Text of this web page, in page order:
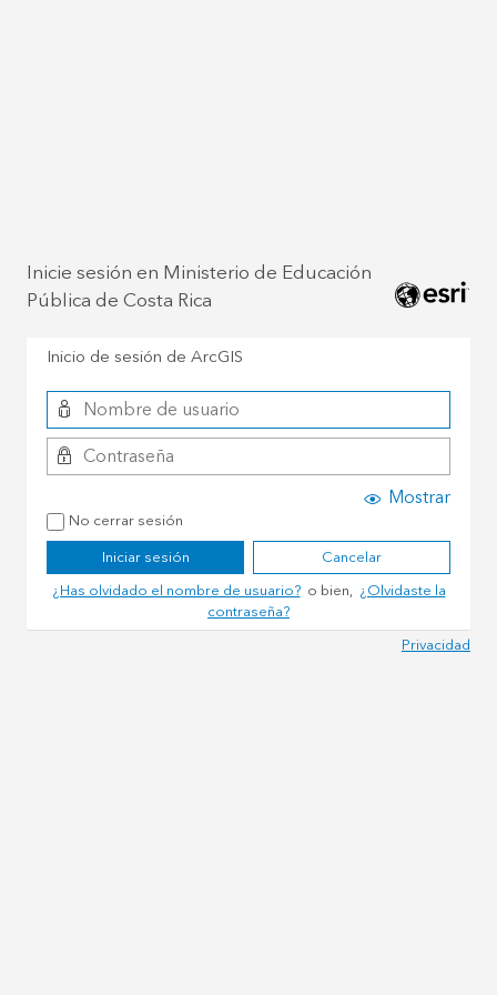
Inicie sesión en Ministerio de Educación
Pública de Costa Rica
Inicio de sesión de ArcGIS
Mostrar
No cerrar sesión
Iniciar sesión
Cancelar
¿Has olvidado el nombre de usuario?o bien, ¿Olvidaste la
contraseña?
Privacidad